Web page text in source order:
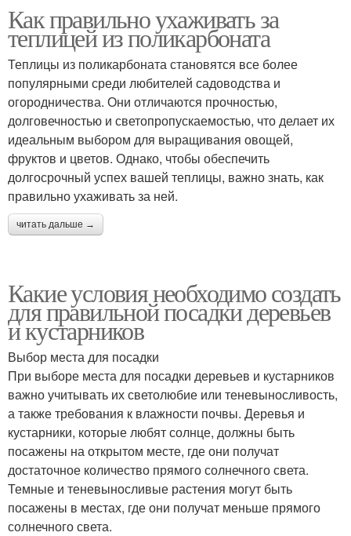
Как правильно ухаживать за
теплицей из поликарбоната
Теплицы из поликарбоната становятся все более
популярными среди любителей садоводства и
огородничества. Они отличаются прочностью,
долговечностью и светопропускаемостью, что делает их
идеальным выбором для выращивания овощей,
фруктов и цветов. Однако, чтобы обеспечить
долгосрочный успех вашей теплицы, важно знать, как
правильно ухаживать за ней.
читать дальше →
Какие условия необходимо создать
для правильной посадки деревьев
и кустарников
Выбор места для посадки
При выборе места для посадки деревьев и кустарников
важно учитывать их светолюбие или теневыносливость,
а также требования к влажности почвы. Деревья и
кустарники, которые любят солнце, должны быть
посажены на открытом месте, где они получат
достаточное количество прямого солнечного света.
Темные и теневыносливые растения могут быть
посажены в местах, где они получат меньше прямого
солнечного света.